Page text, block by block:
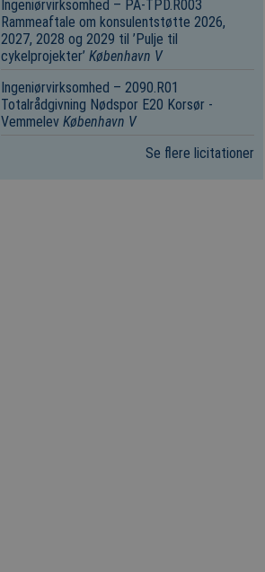
Ingeniørvirksomhed – PA-TPD.R003
Rammeaftale om konsulentstøtte 2026,
2027, 2028 og 2029 til ’Pulje til
cykelprojekter’ København V
Ingeniørvirksomhed – 2090.R01
Totalrådgivning Nødspor E20 Korsør ­
Vemmelev København V
Se flere licitationer